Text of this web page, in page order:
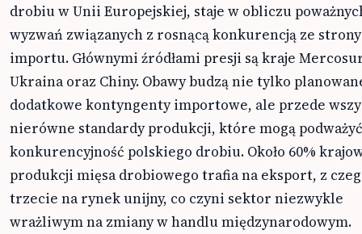
drobiu w Unii Europejskiej, staje w obliczu
wyzwań związanych z rosnącą konkurencją ze strony
importu. Głównymi źródłami presji są kraje
Ukraina oraz Chiny. Obawy budzą nie tylko
dodatkowe kontyngenty importowe, ale przede
nierówne standardy produkcji, które mogą podważyć
konkurencyjność polskiego drobiu. Około 60%
produkcji mięsa drobiowego trafia na eksport, z
trzecie na rynek unijny, co czyni sektor niezwykle
wrażliwym na zmiany w handlu międzynarodowym.